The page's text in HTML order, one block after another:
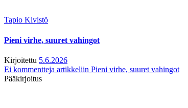
Tapio Kivistö
Pieni virhe, suuret vahingot
Kirjoitettu 5.6.2026
Ei kommentteja artikkeliin Pieni virhe, suuret vahingot
Pääkirjoitus